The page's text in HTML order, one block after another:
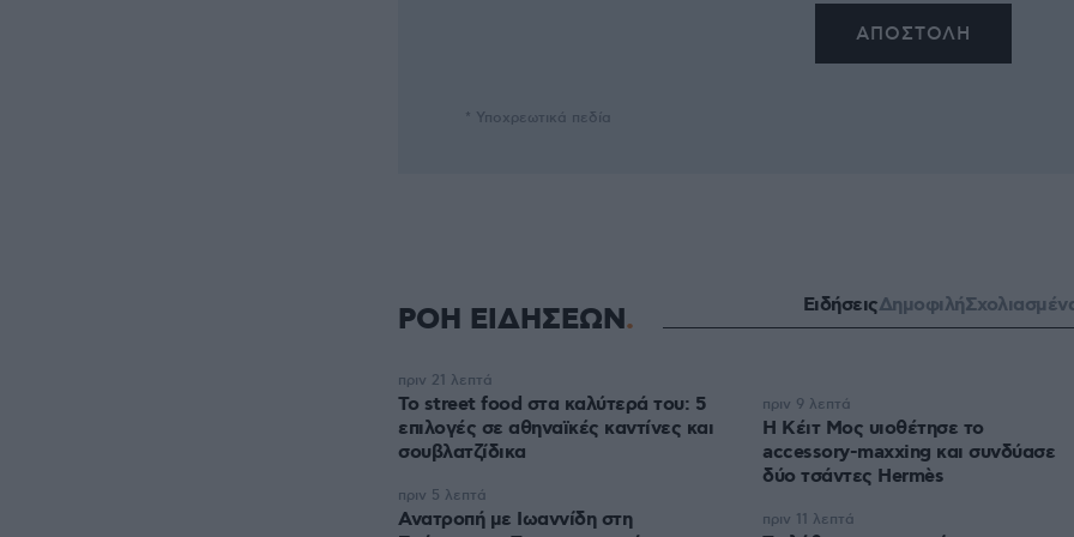
* Υποχρεωτικά πεδία
ΡΟΗ ΕΙΔΗΣΕΩΝ ΕιδήσειςΔημοφιλή
Το street food στα καλύτερά του: 5
επιλογές σε αθηναϊκές καντίνες και
σουβλατζίδικα
πριν 21 λεπτά
Ανατροπή με Ιωαννίδη στη
πριν 5 λεπτά
Η Κέιτ Μος υιοθέτησε τo
accessory-maxxing και συνδύασε
δύο τσάντες Hermès
πριν 9 λεπτά
πριν 11 λεπτά